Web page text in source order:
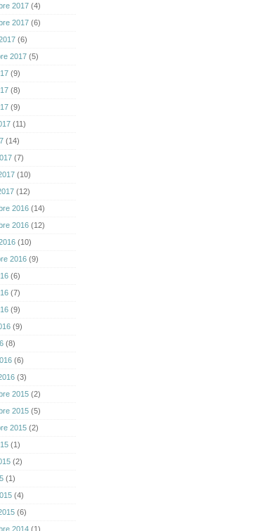
2017 (4)
2017 (6)
(6)
2017 (5)
(9)
(8)
(9)
(11)
(14)
(7)
(10)
(12)
2016 (14)
2016 (12)
(10)
2016 (9)
(6)
(7)
(9)
(9)
(8)
(6)
(3)
2015 (2)
2015 (5)
2015 (2)
(1)
(2)
(1)
(4)
(6)
2014 (1)